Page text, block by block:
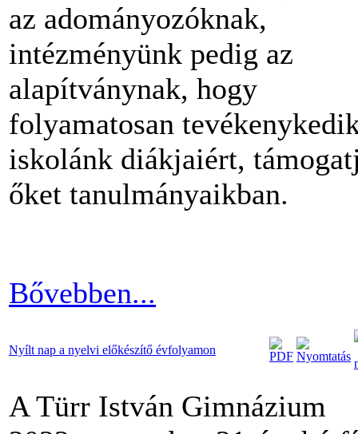
az adományozóknak,
intézményünk pedig az
alapítványnak, hogy
folyamatosan
iskolánk diákjaiért,
őket tanulmányaikban.
Bővebben...
Nyílt nap a nyelvi előkészítő évfolyamon
A Türr István Gimnázium